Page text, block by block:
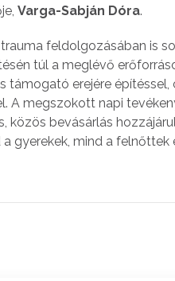
Varga-Sabján Dóra.
feldolgozásában is
túl a meglévő
támogató erejére építéssel,
A megszokott napi
közös bevásárlás
gyerekek, mind a felnőttek